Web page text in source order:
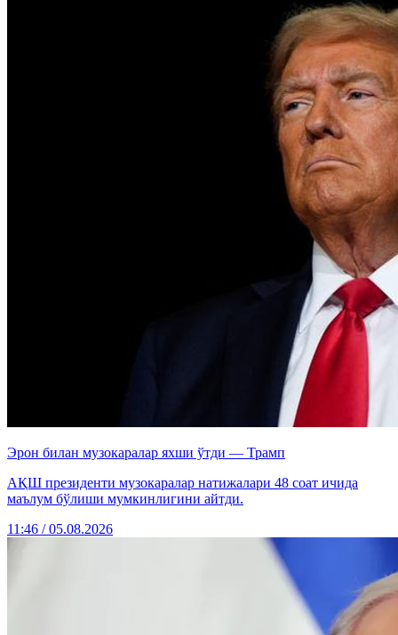
Эрон билан музокаралар яхши ўтди — Трамп
АҚШ президенти музокаралар натижалари 48 соат ичида
маълум бўлиши мумкинлигини айтди.
11:46 / 05.08.2026